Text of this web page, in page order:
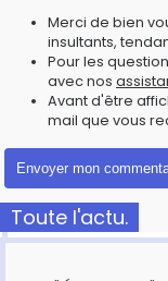
Merci de bien
insultants,
Pour les
avec nos
Avant d'être
mail que vous
Toute l'actu.